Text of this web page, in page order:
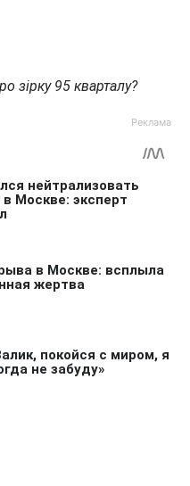
зірку 95 кварталу?